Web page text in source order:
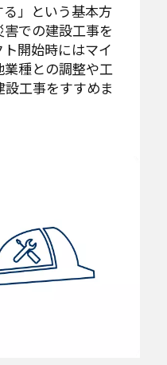
る」という基本方
での建設工事を
開始時にはマイ
種との調整や工
工事をすすめま